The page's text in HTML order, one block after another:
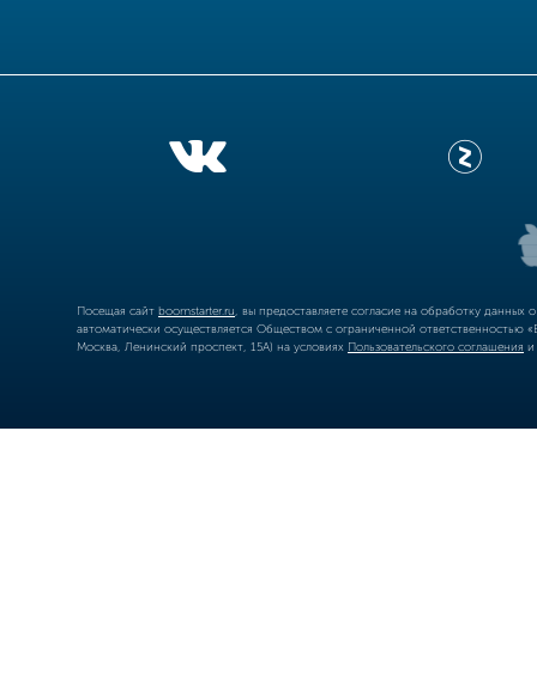
Посещая сайт boomstarter.ru , вы предоставляете согласие на обработку
автоматически осуществляется Обществом с ограниченной
Москва, Ленинский проспект, 15А) на условиях Пользовательского соглашения и